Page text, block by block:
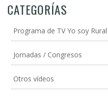
CATEGORÍAS
Programa de TV Yo soy Rural
Jornadas / Congresos
Otros vídeos